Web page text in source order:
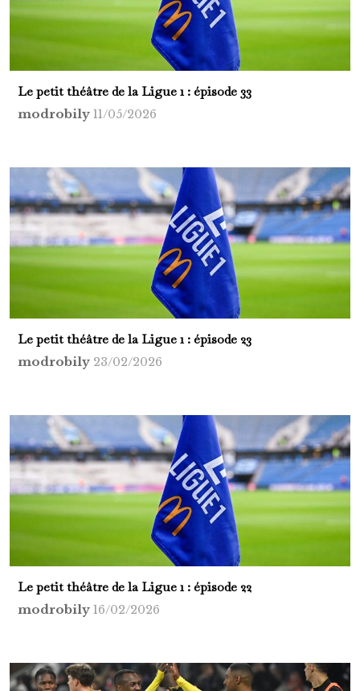
Le petit théâtre de la Ligue 1 : épisode 33
modrobily 11/05/2026
Le petit théâtre de la Ligue 1 : épisode 23
modrobily 23/02/2026
Le petit théâtre de la Ligue 1 : épisode 22
modrobily 16/02/2026